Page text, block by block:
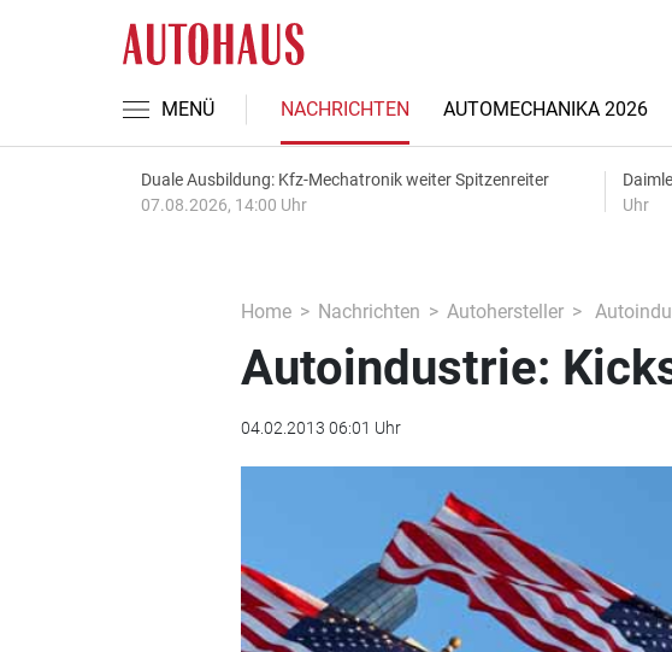
MENÜ NACHRICHTEN AUTOMECHANIKA 2026
Duale Ausbildung: Kfz-Mechatronik weiter Spitzenreiter
07.08.2026, 14:00 Uhr
Uhr
Home Nachrichten Autohersteller
Autoindustrie:
04.02.2013 06:01 Uhr